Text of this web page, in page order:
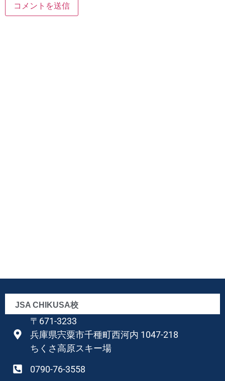
JSA CHIKUSA校
〒671-3233
兵庫県宍粟市千種町西河内 1047-218
ちくさ高原スキー場
0790-76-3558